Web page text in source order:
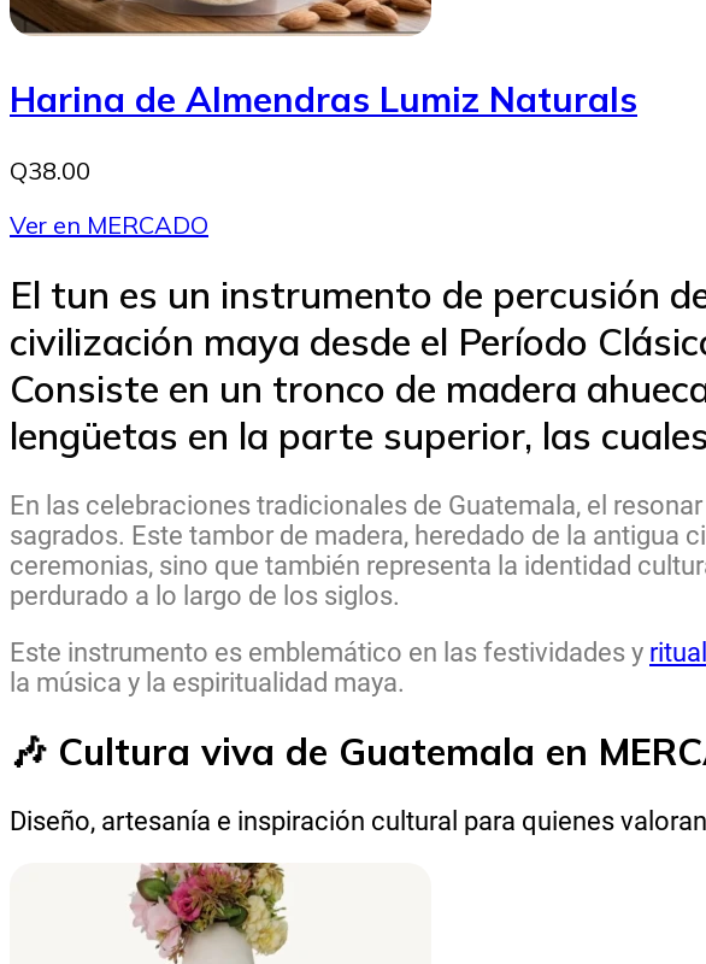
Harina de Almendras Lumiz Naturals
Q38.00
Ver en MERCADO
El tun es un instrumento de percusión
civilización maya desde el Período
Consiste en un tronco de madera
lengüetas en la parte superior, las
En las celebraciones tradicionales de Guatemala, el
sagrados. Este tambor de madera, heredado de la antigua
ceremonias, sino que también representa la identidad
perdurado a lo largo de los siglos.
Este instrumento es emblemático en las festividades y
la música y la espiritualidad maya.
🎶 Cultura viva de Guatemala en
Diseño, artesanía e inspiración cultural para quienes